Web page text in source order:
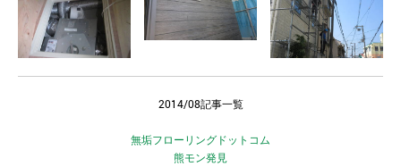
2014/08記事一覧
無垢フローリングドットコム
熊モン発見